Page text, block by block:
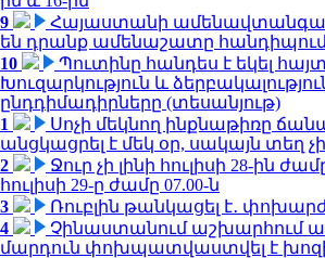
9
Հայաստանի
են դրանք ամենաշատը
10
Պուտինը հանդես է եկել
Խուզարկություն և
ընդդիմադիրները (տեսանյութ)
1
Սոչի մեկնող ինքնաթիռը
անցկացրել է մեկ օր, սակայն տեղ
2
Ջուր չի լինի հուլիսի 28-ին
հուլիսի 29-ը ժամը 07.00-ն
3
Ռուբլին թանկացել է․
4
Չինաստանում աշխարհում
մարդուն փոխպատվաստվել է